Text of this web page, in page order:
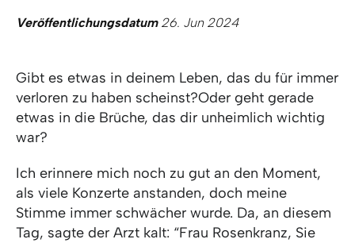
Veröffentlichungsdatum26. Jun 2024
Gibt es etwas in deinem Leben, das du für immer
verloren zu haben scheinst?Oder geht gerade
etwas in die Brüche, das dir unheimlich wichtig
war?
Ich erinnere mich noch zu gut an den Moment,
als viele Konzerte anstanden, doch meine
Stimme immer schwächer wurde. Da, an diesem
Tag, sagte der Arzt kalt: “Frau Rosenkranz, Sie